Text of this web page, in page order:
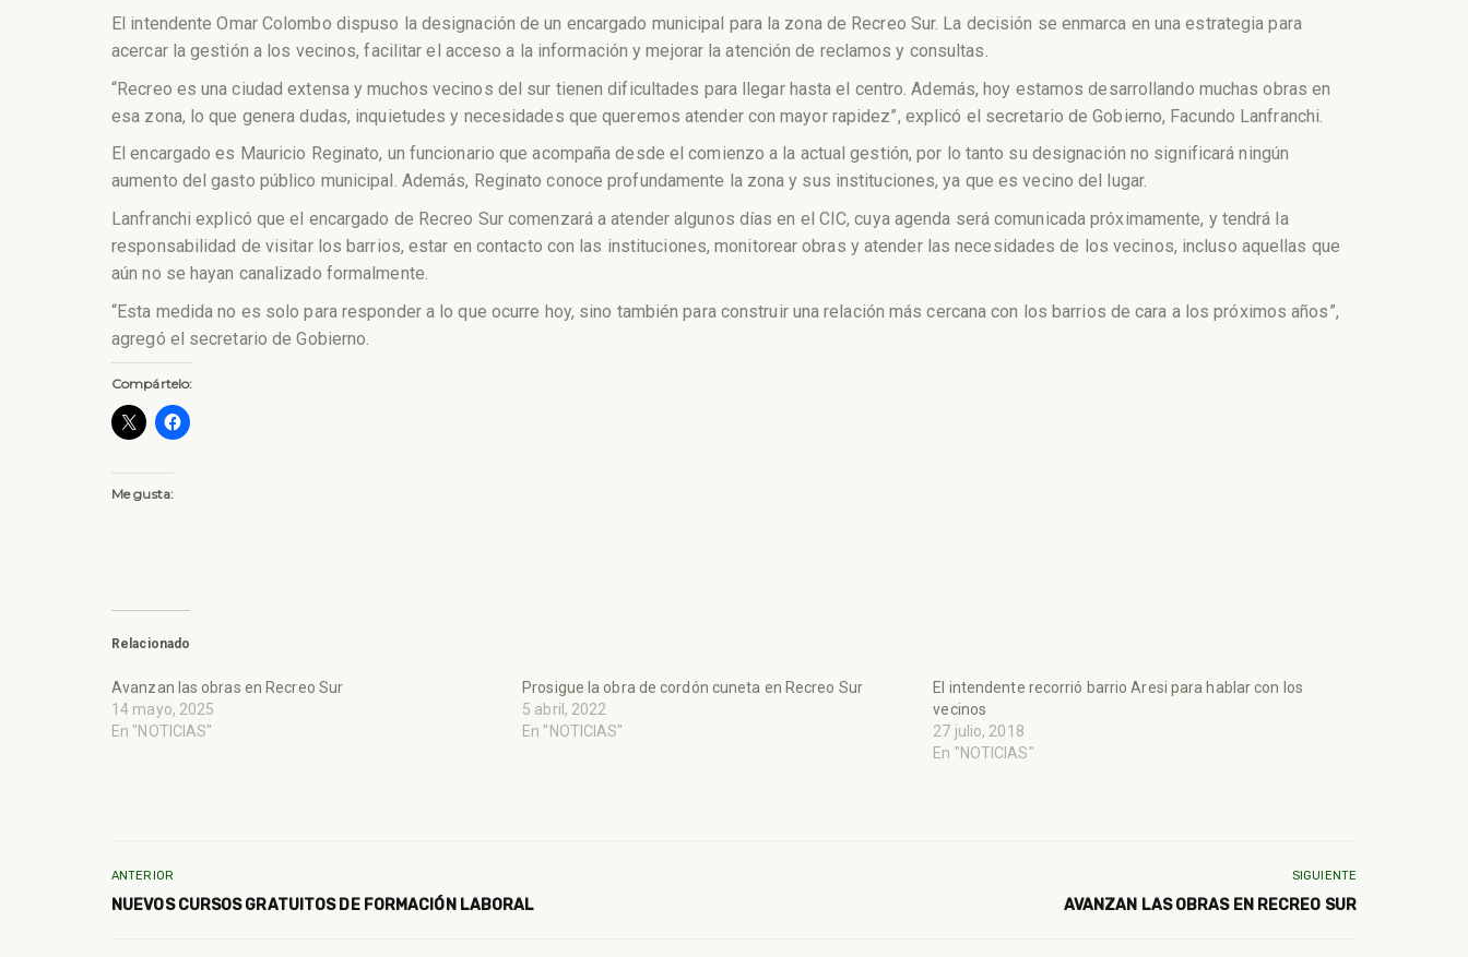
El intendente Omar Colombo dispuso la designación de un encargado municipal para la zona de Recreo Sur. La decisión se enmarca en una estrategia para
acercar la gestión a los vecinos, facilitar el acceso a la información y mejorar la atención de reclamos y consultas.
“Recreo es una ciudad extensa y muchos vecinos del sur tienen dificultades para llegar hasta el centro. Además, hoy estamos desarrollando muchas obras en
esa zona, lo que genera dudas, inquietudes y necesidades que queremos atender con mayor rapidez”, explicó el secretario de Gobierno, Facundo Lanfranchi.
El encargado es Mauricio Reginato, un funcionario que acompaña desde el comienzo a la actual gestión, por lo tanto su designación no significará ningún
aumento del gasto público municipal. Además, Reginato conoce profundamente la zona y sus instituciones, ya que es vecino del lugar.
Lanfranchi explicó que el encargado de Recreo Sur comenzará a atender algunos días en el CIC, cuya agenda será comunicada próximamente, y tendrá la
responsabilidad de visitar los barrios, estar en contacto con las instituciones, monitorear obras y atender las necesidades de los vecinos, incluso aquellas que
aún no se hayan canalizado formalmente.
“Esta medida no es solo para responder a lo que ocurre hoy, sino también para construir una relación más cercana con los barrios de cara a los próximos años”,
agregó el secretario de Gobierno.
Compártelo:
Me gusta:
Relacionado
Avanzan las obras en Recreo Sur
14 mayo, 2025
En "NOTICIAS"
Prosigue la obra de cordón cuneta en Recreo Sur
5 abril, 2022
En "NOTICIAS"
El intendente recorrió barrio Aresi para hablar con los
vecinos
27 julio, 2018
En "NOTICIAS"
ANTERIOR
NUEVOS CURSOS GRATUITOS DE FORMACIÓN LABORAL
SIGUIENTE
AVANZAN LAS OBRAS EN RECREO SUR